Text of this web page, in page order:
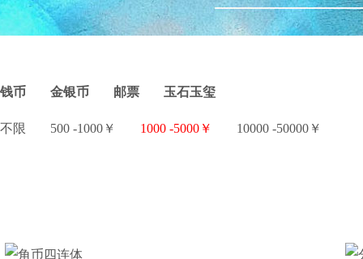
钱币 金银币 邮票 玉石玉玺
不限 500 -1000￥ 1000 -5000￥ 10000 -50000￥